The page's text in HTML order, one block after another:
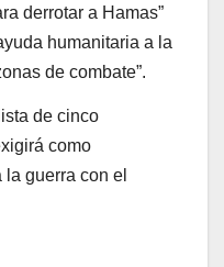
derrotar a Hamas”
humanitaria a la
de combate”.
de cinco
como
guerra con el